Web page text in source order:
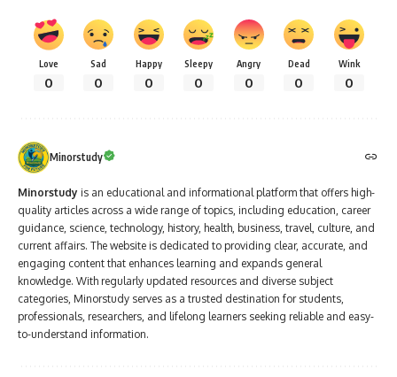
Love
0
Sad
0
Happy
0
Sleepy
0
Angry
0
Dead
0
Wink
0
Minorstudy
Minorstudy is an educational and informational platform that offers high-
quality articles across a wide range of topics, including education, career
guidance, science, technology, history, health, business, travel, culture, and
current affairs. The website is dedicated to providing clear, accurate, and
engaging content that enhances learning and expands general
knowledge. With regularly updated resources and diverse subject
categories, Minorstudy serves as a trusted destination for students,
professionals, researchers, and lifelong learners seeking reliable and easy-
to-understand information.